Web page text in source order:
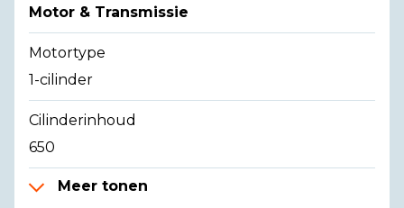
Motor & Transmissie
Motortype
1-cilinder
Cilinderinhoud
650
Meer tonen